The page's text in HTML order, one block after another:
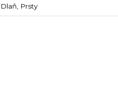
Dlaň, Prsty